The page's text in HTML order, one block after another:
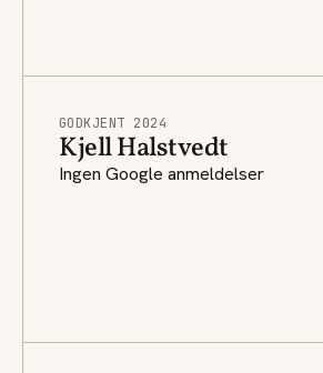
GODKJENT 2024
Kjell Halstvedt
Ingen Google anmeldelser